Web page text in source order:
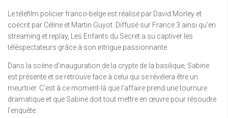
Le téléfilm policier franco-belge est réalisé par David Morley et
coécrit par Céline et Martin Guyot. Diffusé sur France 3 ainsi qu’en
streaming et replay, Les Enfants du Secret a su captiver les
téléspectateurs grâce à son intrigue passionnante.
Dans la scène d’inauguration de la crypte de la basilique, Sabine
est présente et se retrouve face à celui qui se révélera être un
meurtrier. C’est à ce moment-là que l’affaire prend une tournure
dramatique et que Sabine doit tout mettre en œuvre pour résoudre
l’enquête.